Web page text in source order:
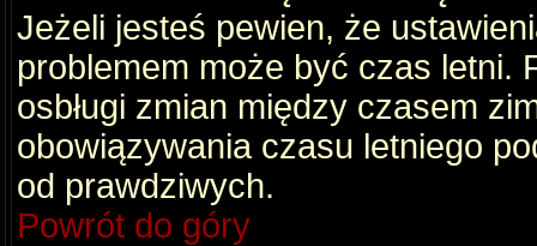
Jeżeli jesteś pewien, że
problemem może być czas letni.
osbługi zmian między czasem
obowiązywania czasu letniego
od prawdziwych.
Powrót do góry